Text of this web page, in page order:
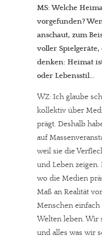
MS: Welche
vorgefunden?
anschaut, zum
voller
denken: Heimat
oder Lebensstil…
WZ: Ich glaube
kollektiv über
prägt. Deshalb
auf
weil sie die
und Leben
wo die Medien
Maß an Realität
Menschen
Welten leben. Wir
und alles was wir